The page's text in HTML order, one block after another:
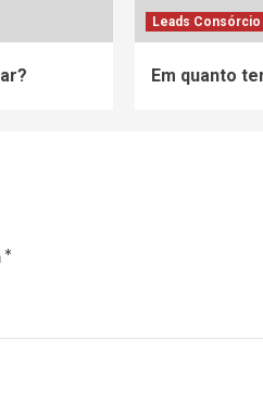
Leads Consórcio
Em quanto
*